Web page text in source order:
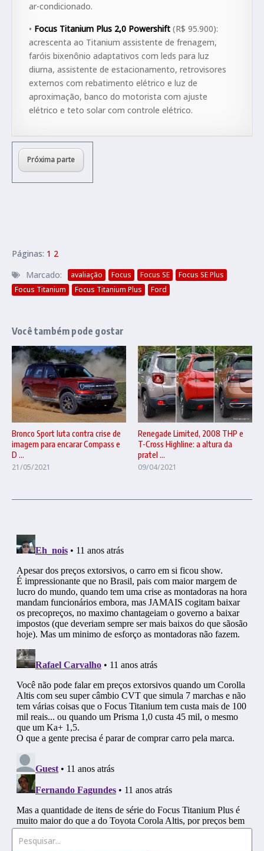
ar-condicionado.
• Focus Titanium Plus 2,0 Powershift (R$ 95.900):
acrescenta ao Titanium assistente de frenagem,
faróis bixenônio adaptativos com leds para luz
diurna, assistente de estacionamento, retrovisores
externos com rebatimento elétrico e luz de
aproximação, banco do motorista com ajuste
elétrico e teto solar com controle elétrico.
Próxima parte
Páginas: 1 2
Marcado:
avaliação Focus Focus SE
Focus SE Plus
Focus Titanium
Focus Titanium Plus Ford
Você também pode gostar
Bronco Sport luta contra crise de
imagem para encarar Compass e
D ...
21/05/2021
Renegade Limited, 2008 THP e
T-Cross Highline: a altura da
pratel ...
09/04/2021